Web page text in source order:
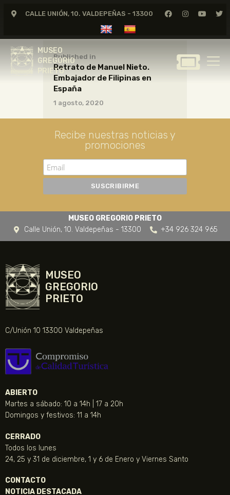
CALLE UNIÓN, 10. VALDEPEÑAS - 13300
MUSEO
GREGORIO
PRIETO
MUSEO
GREGORIO
GREGORIO PRIETO
MUSEO
ARCHIVO
CERTAMEN DE DIBUJO
FUNDACIÓN
TIENDA
NOTICIAS
Published in
Retrato de Manuel Nieto.
Embajador de Filipinas en
España
1 agosto, 2020
Recibe nuestras noticias y
promociones
MUSEO GREGORIO PRIETO
Calle Unión, 10. Valdepeñas - 13300
+34 926 324 965
MUSEO
GREGORIO
PRIETO
C/Unión 10 13300 Valdepeñas
ABIERTO
Martes a sábado: 10 a 14h | 17 a 20h
Domingos y festivos: 11 a 14h
CERRADO
Todos los lunes
24, 25 y 31 de diciembre, 1 y 6 de Enero y Viernes Santo
CONTACTO
NOTICIA DESTACADA